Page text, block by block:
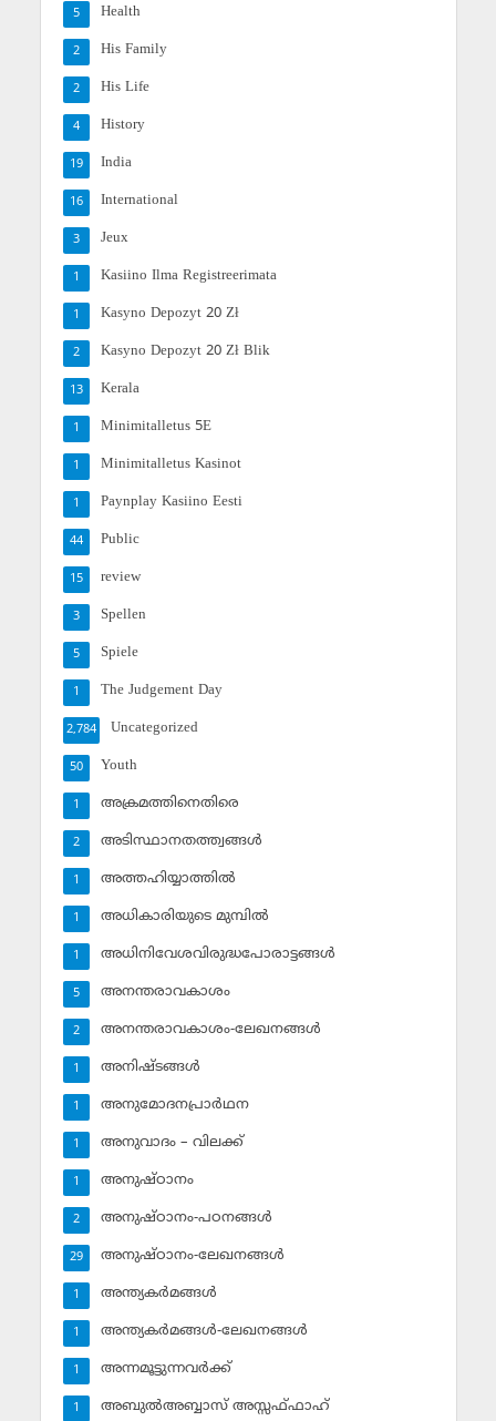
Health
5
His Family
2
His Life
2
History
4
India
19
International
16
Jeux
3
Kasiino Ilma Registreerimata
1
Kasyno Depozyt 20 Zł
1
Kasyno Depozyt 20 Zł Blik
2
Kerala
13
Minimitalletus 5E
1
Minimitalletus Kasinot
1
Paynplay Kasiino Eesti
1
Public
44
review
15
Spellen
3
Spiele
5
The Judgement Day
1
Uncategorized
2,784
Youth
50
അക്രമത്തിനെതിരെ
1
അടിസ്ഥാനതത്ത്വങ്ങള്‍
2
അത്തഹിയ്യാത്തില്‍
1
അധികാരിയുടെ മുമ്പില്‍
1
അധിനിവേശവിരുദ്ധപോരാട്ടങ്ങള്‍
1
അനന്തരാവകാശം
5
അനന്തരാവകാശം-ലേഖനങ്ങള്‍
2
അനിഷ്ടങ്ങള്‍
1
അനുമോദനപ്രാര്‍ഥന
1
അനുവാദം – വിലക്ക്‌
1
അനുഷ്ഠാനം
1
അനുഷ്ഠാനം-പഠനങ്ങള്‍
2
അനുഷ്ഠാനം-ലേഖനങ്ങള്‍
29
അന്ത്യകര്‍മങ്ങള്‍
1
അന്ത്യകര്‍മങ്ങള്‍-ലേഖനങ്ങള്‍
1
അന്നമൂട്ടുന്നവര്‍ക്ക്
1
അബുല്‍അബ്ബാസ് അസ്സഫ്ഫാഹ്‌
1